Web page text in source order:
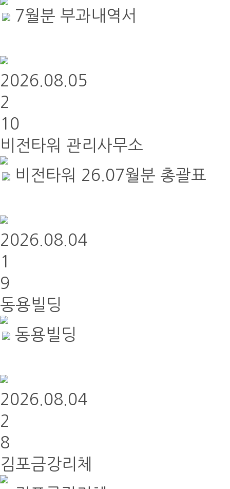
7월분 부과내역서
2026.08.05
2
10
비전타워 관리사무소
비전타워 26.07월분 총괄표
2026.08.04
1
9
동용빌딩
동용빌딩
2026.08.04
2
8
김포금강리체